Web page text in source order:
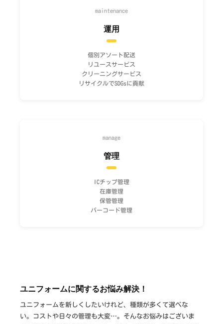
maintenance
運用
個別アソート配送
リユースサービス
クリーニングサービス
リサイクルでSDGsに貢献
manage
管理
ICチップ管理
在庫管理
保管管理
バーコード管理
ユニフォームに関するお悩み解決！
ユニフォームを新しくしたいけれど、種類が多くて選べな
い。コストや日々の管理も大変…。そんなお悩みはございま